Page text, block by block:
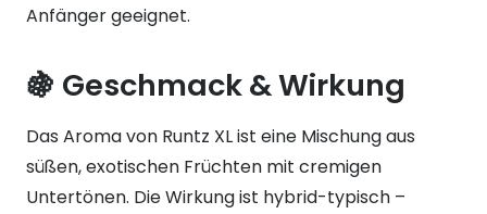
Anfänger geeignet.
🍇 Geschmack & Wirkung
Das Aroma von Runtz XL ist eine Mischung aus
süßen, exotischen Früchten mit cremigen
Untertönen. Die Wirkung ist hybrid-typisch –